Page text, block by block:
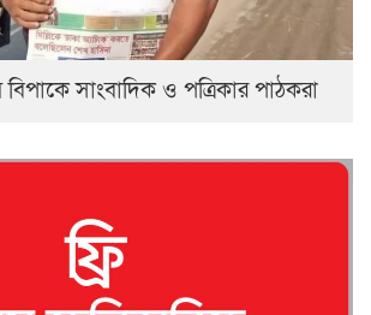
সাংবাদিক ও পত্রিকার পাঠকরা